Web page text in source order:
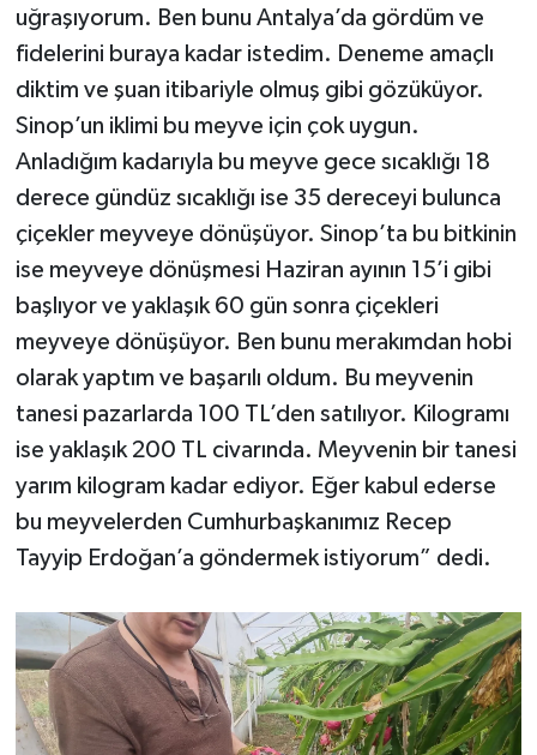
uğraşıyorum. Ben bunu Antalya’da gördüm ve
fidelerini buraya kadar istedim. Deneme amaçlı
diktim ve şuan itibariyle olmuş gibi gözüküyor.
Sinop’un iklimi bu meyve için çok uygun.
Anladığım kadarıyla bu meyve gece sıcaklığı 18
derece gündüz sıcaklığı ise 35 dereceyi bulunca
çiçekler meyveye dönüşüyor. Sinop’ta bu bitkinin
ise meyveye dönüşmesi Haziran ayının 15’i gibi
başlıyor ve yaklaşık 60 gün sonra çiçekleri
meyveye dönüşüyor. Ben bunu merakımdan hobi
olarak yaptım ve başarılı oldum. Bu meyvenin
tanesi pazarlarda 100 TL’den satılıyor. Kilogramı
ise yaklaşık 200 TL civarında. Meyvenin bir tanesi
yarım kilogram kadar ediyor. Eğer kabul ederse
bu meyvelerden Cumhurbaşkanımız Recep
Tayyip Erdoğan’a göndermek istiyorum” dedi.